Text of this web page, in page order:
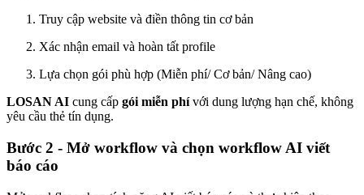
Truy cập website và điền thông tin cơ bản
Xác nhận email và hoàn tất profile
Lựa chọn gói phù hợp (Miễn phí/ Cơ bản/ Nâng cao)
LOSAN AI cung cấp gói miễn phívới dung lượng hạn chế, không
yêu cầu thẻ tín dụng.
Bước 2 - Mở workflow và chọn workflow AI viết
báo cáo